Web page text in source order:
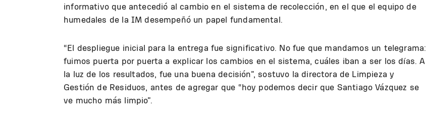
informativo que antecedió al cambio en el sistema de recolección, en el que el equipo de
humedales de la IM desempeñó un papel fundamental.
“El despliegue inicial para la entrega fue significativo. No fue que mandamos un telegrama:
fuimos puerta por puerta a explicar los cambios en el sistema, cuáles iban a ser los días. A
la luz de los resultados, fue una buena decisión”, sostuvo la directora de Limpieza y
Gestión de Residuos, antes de agregar que “hoy podemos decir que Santiago Vázquez se
ve mucho más limpio”.